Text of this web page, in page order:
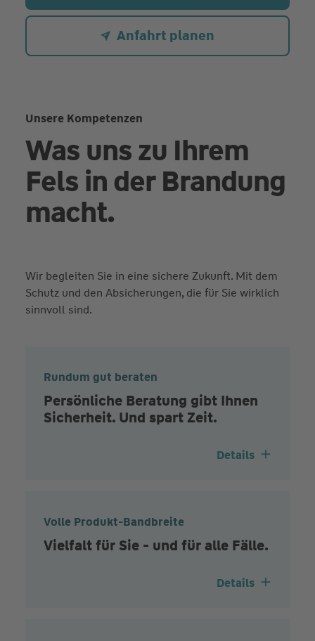
Anfahrt planen
Unsere Kompetenzen
Was uns zu Ihrem
Fels in der Brandung
macht.
Wir begleiten Sie in eine sichere Zukunft. Mit dem
Schutz und den Absicherungen, die für Sie wirklich
sinnvoll sind.
Rundum gut beraten
Persönliche Beratung gibt Ihnen
Sicherheit. Und spart Zeit.
Details
Volle Produkt-Bandbreite
Vielfalt für Sie - und für alle Fälle.
Details